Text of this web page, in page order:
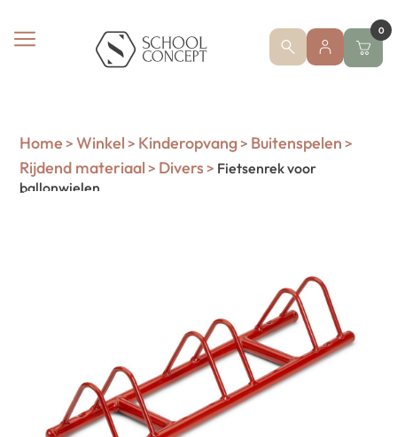
0
Home > Winkel > Kinderopvang> Buitenspelen >
Rijdend materiaal > Divers> Fietsenrek voor
ballonwielen